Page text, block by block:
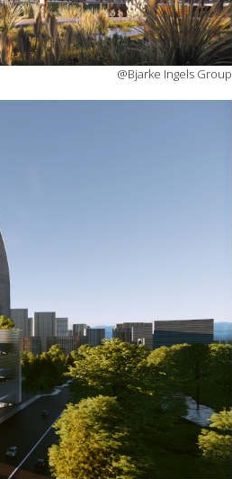
@Bjarke Ingels Group